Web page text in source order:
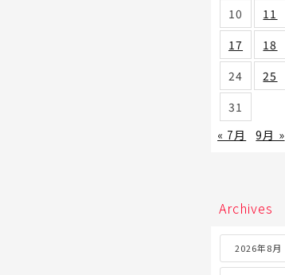
10
11
17
18
24
25
31
« 7月
9月 »
Archives
2026年8月